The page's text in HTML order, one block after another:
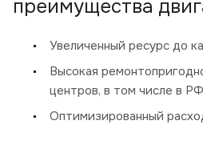
преимущества
Увеличенный ресурс до
Высокая
центров, в том числе в РФ
Оптимизированный